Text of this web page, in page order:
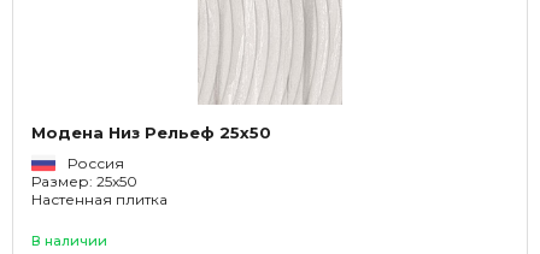
Модена Низ Рельеф 25x50
Россия
Размер: 25x50
Настенная плитка
В наличии